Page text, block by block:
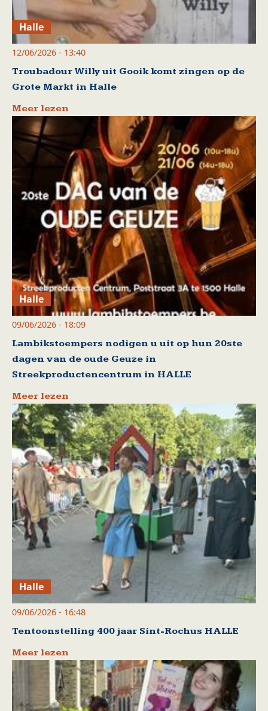
Halle
12/06/2026 - 13:40
Troubadour Willy uit Gooik komt zingen op de
Grote Markt in Halle
Meer lezen
Halle
09/06/2026 - 18:09
Lambikstoempers nodigen u uit op hun 20ste
dagen van de oude Geuze in
Streekproductencentrum in HALLE
Meer lezen
Halle
09/06/2026 - 16:48
Tentoonstelling 400 jaar Sint-Rochus HALLE
Meer lezen